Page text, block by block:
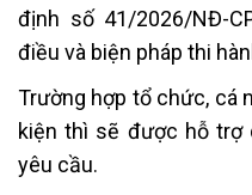
định số 41/2026/NĐ-
điều và biện pháp thi
Trường hợp tổ chức, cá
kiện thì sẽ được hỗ trợ
yêu cầu.